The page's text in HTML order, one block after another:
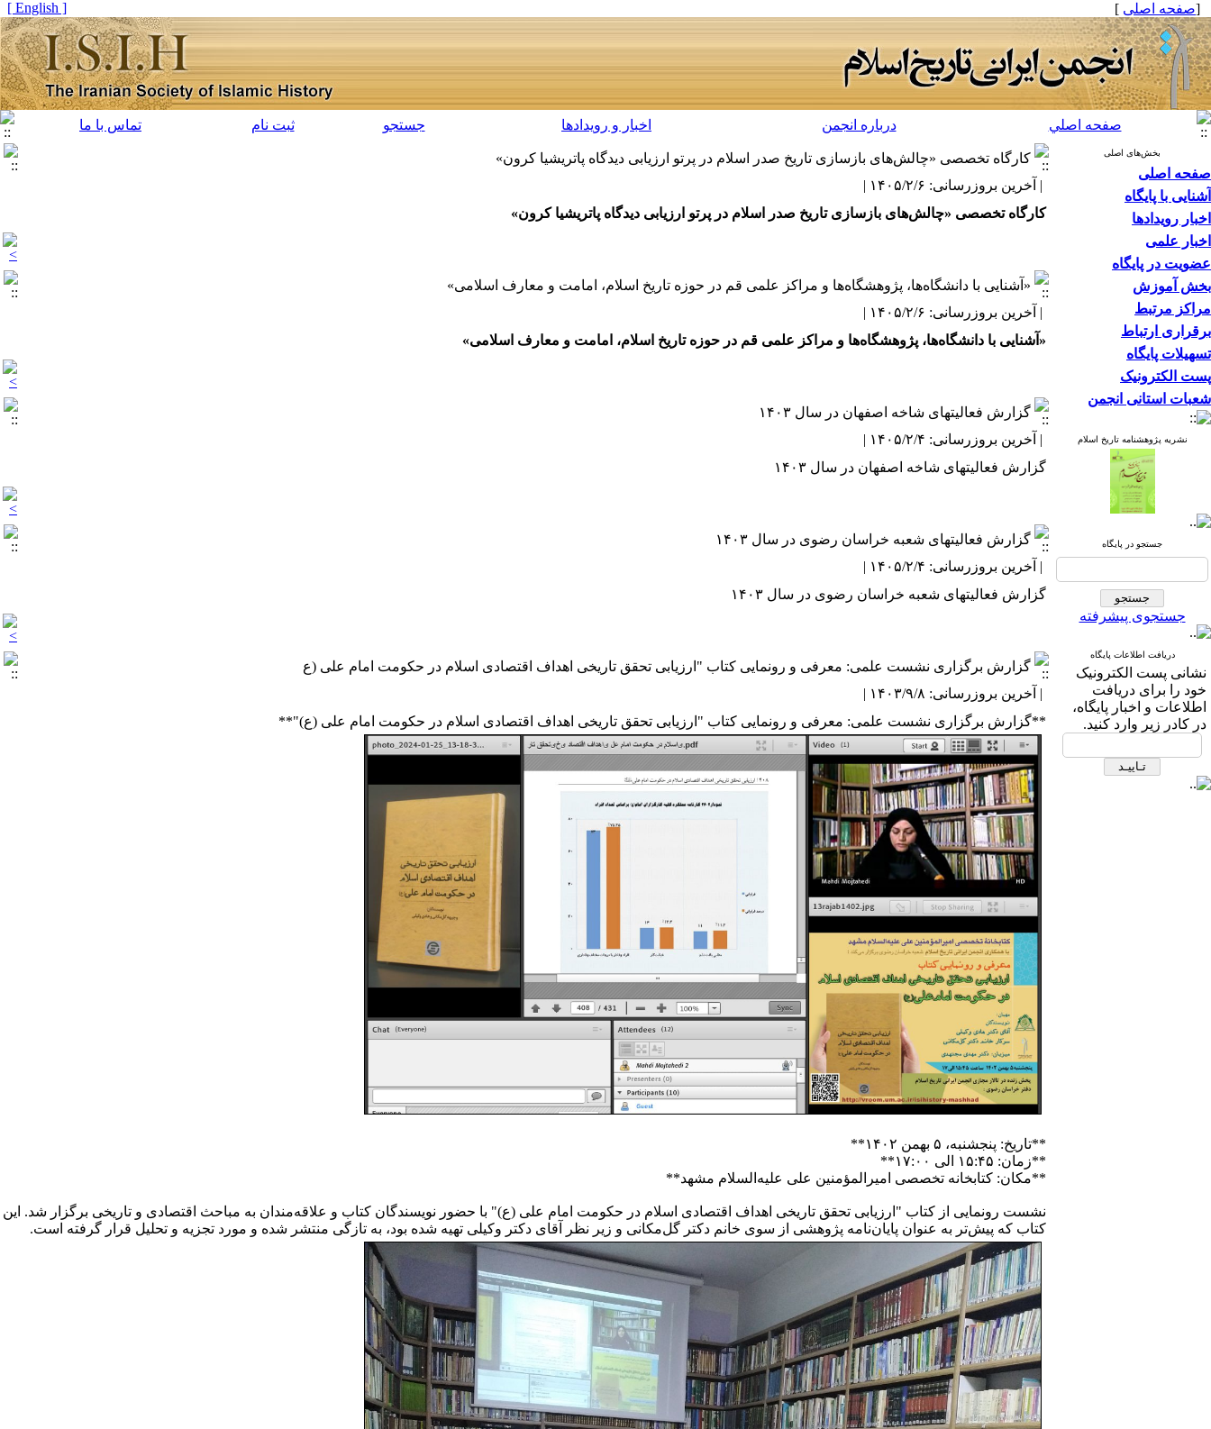
[صفحه اصلی ]
[ English ]
صفحه اصلي درباره انجمن اخبار و رویدادها جستجو ثبت نام تماس با ما
بخش‌های اصلی
صفحه اصلی
آشنایی با پایگاه
اخبار رویدادها
اخبار علمی
عضویت در پایگاه
بخش آموزش
مراکز مرتبط
برقراری ارتباط
تسهیلات پایگاه
پست الکترونیک
شعبات استانی انجمن
نشریه پژوهشنامه تاریخ اسلام
جستجو در پایگاه
جستجوی پیشرفته
دریافت اطلاعات پایگاه
نشانی پست الکترونیک
خود را برای دریافت
اطلاعات و اخبار پایگاه،
در کادر زیر وارد کنید.
کارگاه تخصصی «چالش‌های بازسازی تاریخ صدر اسلام در پرتو ارزیابی دیدگاه پاتریشیا کرون»
| آخرین بروزرسانی: ۱۴۰۵/۲/۶ |
کارگاه تخصصی «چالش‌های بازسازی تاریخ صدر اسلام در پرتو ارزیابی دیدگاه پاتریشیا کرون»
«آشنایی با دانشگاه‌ها، پژوهشگاه‌ها و مراکز علمی قم در حوزه تاریخ اسلام، امامت و معارف اسلامی»
| آخرین بروزرسانی: ۱۴۰۵/۲/۶ |
«آشنایی با دانشگاه‌ها، پژوهشگاه‌ها و مراکز علمی قم در حوزه تاریخ اسلام، امامت و معارف اسلامی»
گزارش فعالیتهای شاخه اصفهان در سال ۱۴۰۳
| آخرین بروزرسانی: ۱۴۰۵/۲/۴ |
گزارش فعالیتهای شاخه اصفهان در سال ۱۴۰۳
گزارش فعالیتهای شعبه خراسان رضوی در سال ۱۴۰۳
| آخرین بروزرسانی: ۱۴۰۵/۲/۴ |
گزارش فعالیتهای شعبه خراسان رضوی در سال ۱۴۰۳
گزارش برگزاری نشست علمی: معرفی و رونمایی کتاب "ارزیابی تحقق تاریخی اهداف اقتصادی اسلام در حکومت امام علی (ع
| آخرین بروزرسانی: ۱۴۰۳/۹/۸ |
**گزارش برگزاری نشست علمی: معرفی و رونمایی کتاب "ارزیابی تحقق تاریخی اهداف اقتصادی اسلام در حکومت امام علی (ع)"**
**تاریخ: پنجشنبه، ۵ بهمن ۱۴۰۲**
**زمان: ۱۵:۴۵ الی ۱۷:۰۰**
**مکان: کتابخانه تخصصی امیرالمؤمنین علی علیه‌السلام مشهد**
نشست رونمایی از کتاب "ارزیابی تحقق تاریخی اهداف اقتصادی اسلام در حکومت امام علی (ع)" با حضور نویسندگان کتاب و علاقه‌مندان به مباحث اقتصادی و تاریخی برگزار شد. این
کتاب که پیش‌تر به عنوان پایان‌نامه پژوهشی از سوی خانم دکتر گل‌مکانی و زیر نظر آقای دکتر وکیلی تهیه شده بود، به تازگی منتشر شده و مورد تجزیه و تحلیل قرار گرفته است.